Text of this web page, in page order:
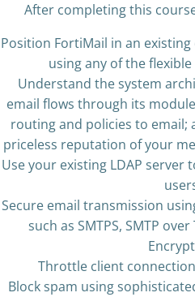
After completing this
Position FortiMail in an
using any of the
Understand the system
email flows through its
routing and policies to
priceless reputation of your
Use your existing LDAP
Secure email transmission
such as SMTPS, SMTP
Throttle client
Block spam using